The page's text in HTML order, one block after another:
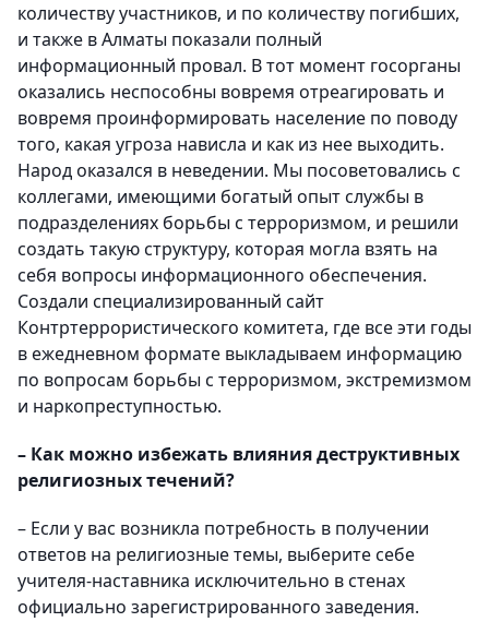
количеству участников, и по количеству погибших,
и также в Алматы показали полный
информационный провал. В тот момент госорганы
оказались неспособны вовремя отреагировать и
вовремя проинформировать население по поводу
того, какая угроза нависла и как из нее выходить.
Народ оказался в неведении. Мы посоветовались с
коллегами, имеющими богатый опыт службы в
подразделениях борьбы с терроризмом, и решили
создать такую структуру, которая могла взять на
себя вопросы информационного обеспечения.
Создали специализированный сайт
Контртеррористического комитета, где все эти годы
в ежедневном формате выкладываем информацию
по вопросам борьбы с терроризмом, экстремизмом
и наркопреступностью.
– Как можно избежать влияния деструктивных
религиозных течений?
– Если у вас возникла потребность в получении
ответов на религиозные темы, выберите себе
учителя-наставника исключительно в стенах
официально зарегистрированного заведения.